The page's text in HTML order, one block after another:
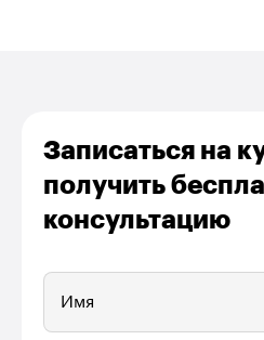
Записаться на
получить
консультацию
Имя